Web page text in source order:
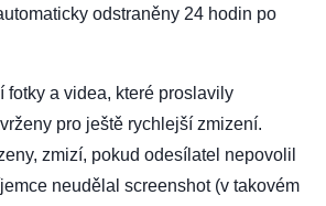
odstraněny 24 hodin po
a videa, které proslavily
pro ještě rychlejší zmizení.
zmizí, pokud odesílatel nepovolil
neudělal screenshot (v takovém